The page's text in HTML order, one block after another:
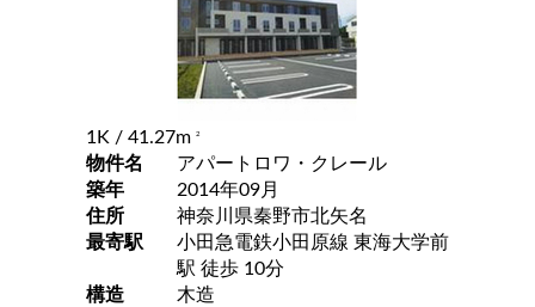
1K / 41.27m 2
物件名
アパートロワ・クレール
築年
2014年09月
住所
神奈川県秦野市北矢名
最寄駅
小田急電鉄小田原線 東海大学前
駅 徒歩 10分
構造
木造